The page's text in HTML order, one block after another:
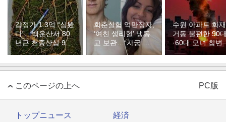
감정가 1.3억 “심봤
다”…백운산서 80
년근 천종산삼 9뿌
리 발견
회춘실험 억만장자,
‘여친 생리혈’ 냉동
고 보관…“자궁 내
부 궁금해”
수원 아파트 화
거동 불편한 90
·60대 모녀 참변
このページの上へ PC版
トップニュース 経済